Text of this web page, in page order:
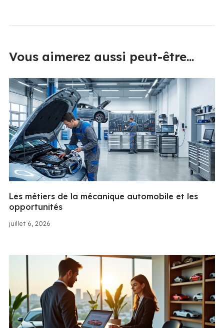
Vous aimerez aussi peut-être...
juillet 6, 2026
Les métiers de la mécanique automobile et les
opportunités